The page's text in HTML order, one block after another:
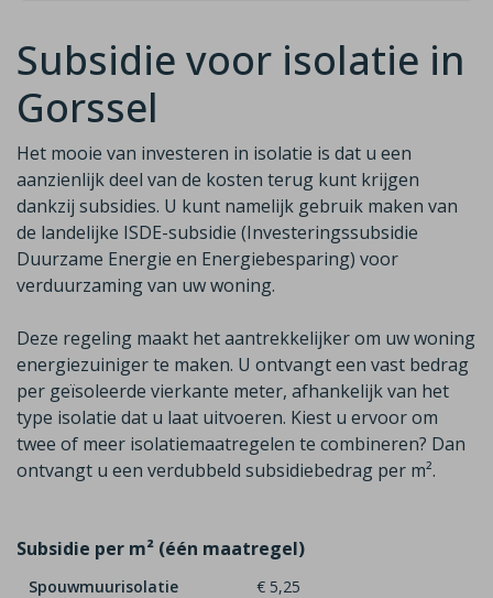
Subsidie voor isolatie in
Gorssel
Het mooie van investeren in isolatie is dat u een
aanzienlijk deel van de kosten terug kunt krijgen
dankzij subsidies. U kunt namelijk gebruik maken van
de landelijke ISDE-subsidie (Investeringssubsidie
Duurzame Energie en Energiebesparing) voor
verduurzaming van uw woning.
Deze regeling maakt het aantrekkelijker om uw woning
energiezuiniger te maken. U ontvangt een vast bedrag
per geïsoleerde vierkante meter, afhankelijk van het
type isolatie dat u laat uitvoeren. Kiest u ervoor om
twee of meer isolatiemaatregelen te combineren? Dan
ontvangt u een verdubbeld subsidiebedrag per m².
Subsidie per m² (één maatregel)
Spouwmuurisolatie
€ 5,25